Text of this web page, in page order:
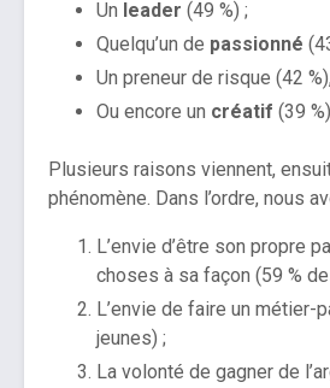
Un leader (49 %) ;
Quelqu’un de passionné
Un preneur de risque (42 %),
Ou encore un créatif (39
Plusieurs raisons viennent,
phénomène. Dans l’ordre, nous
L’envie d’être son propre
choses à sa façon (59 %
L’envie de faire un métier-
jeunes) ;
La volonté de gagner de